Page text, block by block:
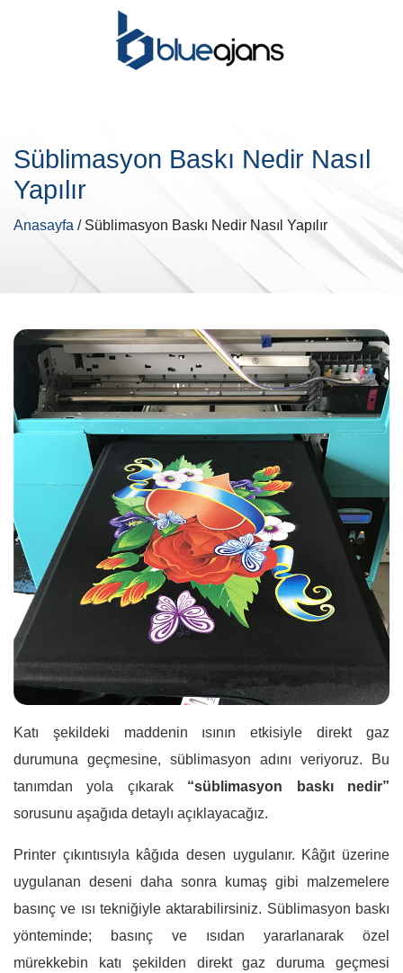
Süblimasyon Baskı Nedir Nasıl
Yapılır
Anasayfa / Süblimasyon Baskı Nedir Nasıl Yapılır
Katı şekildeki maddenin ısının etkisiyle direkt gaz
durumuna geçmesine, süblimasyon adını veriyoruz. Bu
tanımdan yola çıkarak “süblimasyon baskı nedir”
sorusunu aşağıda detaylı açıklayacağız.
Printer çıkıntısıyla kâğıda desen uygulanır. Kâğıt üzerine
uygulanan deseni daha sonra kumaş gibi malzemelere
basınç ve ısı tekniğiyle aktarabilirsiniz. Süblimasyon baskı
yönteminde; basınç ve ısıdan yararlanarak özel
mürekkebin katı şekilden direkt gaz duruma geçmesi